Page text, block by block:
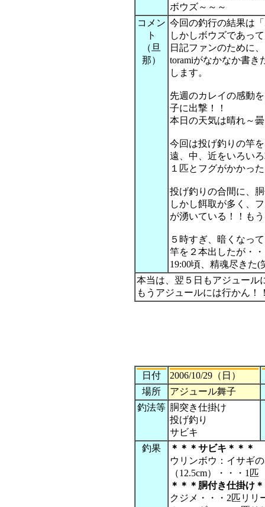
ボウズ～～～
コメン
ト
（旦
那）
今回の釣行の結果は
しかしボウズであっ
日記ファンのために
toramiがなかなか書
します。
先週のカレイの感動
子に出撃！！
本日の天気は晴れ～
今回は投げ釣りの竿
遠、中、近をいろい
１匹とフグがかかっ
投げ釣りの合間に、
しかし餌取が多く、
が湧いている！！も
５時すぎ、暗くなっ
竿を２本出したが・
19:00頃、精魂尽きた
本当は、翌５日もアジュール
もうアジュールには行かん！
日付
2006/10/29（日）
場所
アジュール舞子
釣法等 胴突き仕掛け
投げ釣り
サビキ
釣果
＊＊＊サビキ＊＊＊
ウリンボウ：イサギ
（12.5cm）・・・1匹
＊＊＊胴付き仕掛け
クジメ・・・2匹リリ